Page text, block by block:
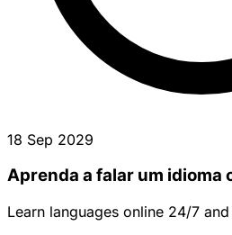
18 Sep 2029
Aprenda a falar um idioma
Learn languages online 24/7